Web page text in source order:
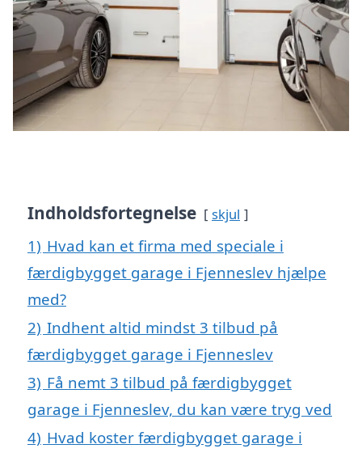
Indholdsfortegnelse skjul
1) Hvad kan et firma med speciale i
færdigbygget garage i Fjenneslev hjælpe
med?
2) Indhent altid mindst 3 tilbud på
færdigbygget garage i Fjenneslev
3) Få nemt 3 tilbud på færdigbygget
garage i Fjenneslev, du kan være tryg ved
4) Hvad koster færdigbygget garage i